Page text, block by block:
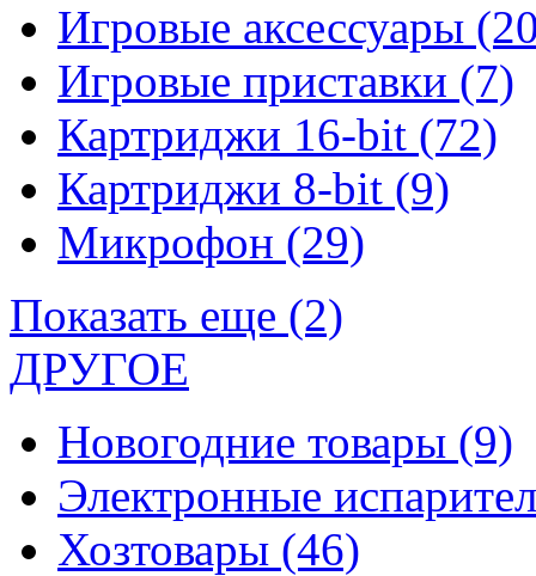
Игровые аксессуары
Игровые приставки (7)
Картриджи 16-bit (72)
Картриджи 8-bit (9)
Микрофон (29)
Показать еще (2)
ДРУГОЕ
Новогодние товары (9)
Электронные
Хозтовары (46)